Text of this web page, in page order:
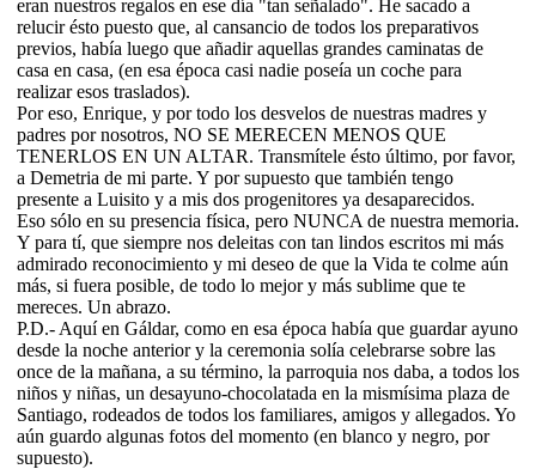
eran nuestros regalos en ese día "tan señalado". He sacado a
relucir ésto puesto que, al cansancio de todos los preparativos
previos, había luego que añadir aquellas grandes caminatas de
casa en casa, (en esa época casi nadie poseía un coche para
realizar esos traslados).
Por eso, Enrique, y por todo los desvelos de nuestras madres y
padres por nosotros, NO SE MERECEN MENOS QUE
TENERLOS EN UN ALTAR. Transmítele ésto último, por favor,
a Demetria de mi parte. Y por supuesto que también tengo
presente a Luisito y a mis dos progenitores ya desaparecidos.
Eso sólo en su presencia física, pero NUNCA de nuestra memoria.
Y para tí, que siempre nos deleitas con tan lindos escritos mi más
admirado reconocimiento y mi deseo de que la Vida te colme aún
más, si fuera posible, de todo lo mejor y más sublime que te
mereces. Un abrazo.
P.D.- Aquí en Gáldar, como en esa época había que guardar ayuno
desde la noche anterior y la ceremonia solía celebrarse sobre las
once de la mañana, a su término, la parroquia nos daba, a todos los
niños y niñas, un desayuno-chocolatada en la mismísima plaza de
Santiago, rodeados de todos los familiares, amigos y allegados. Yo
aún guardo algunas fotos del momento (en blanco y negro, por
supuesto).